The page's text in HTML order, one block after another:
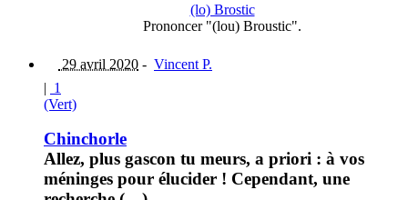
(lo) Brostic
Prononcer "(lou) Broustic".
29 avril 2020 - Vincent P.
| 1
(Vert)
Chinchorle
Allez, plus gascon tu meurs, a priori : à vos
méninges pour élucider ! Cependant, une